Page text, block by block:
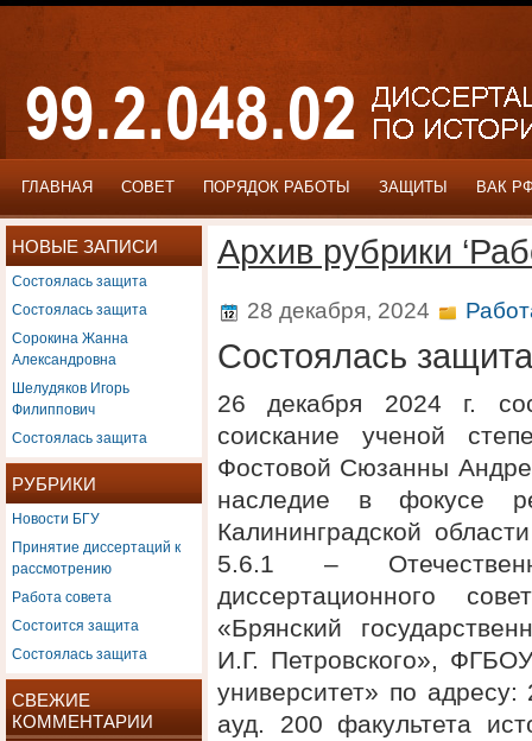
ГЛАВНАЯ СОВЕТ ПОРЯДОК РАБОТЫ ЗАЩИТЫ ВАК
НОВЫЕ ЗАПИСИ
Состоялась защита
Состоялась защита
Сорокина Жанна
Александровна
Шелудяков Игорь
Филиппович
Состоялась защита
РУБРИКИ
Новости БГУ
Принятие диссертаций к
рассмотрению
Работа совета
Состоится защита
Состоялась защита
СВЕЖИЕ
КОММЕНТАРИИ
Архив рубрики
28 декабря, 2024
Состоялась защита
26 декабря 2024 г.
соискание ученой
Фостовой Сюзанны
наследие в фокусе
Калининградской
5.6.1 –
диссертационного
«Брянский
И.Г. Петровского»,
университет» по
ауд. 200 факультета